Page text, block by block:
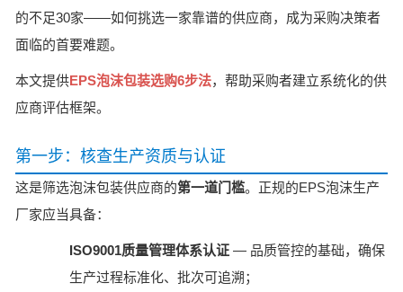
的不足30家——如何挑选一家靠谱的供应商，成为采购决策者
面临的首要难题。
本文提供EPS泡沫包装选购6步法，帮助采购者建立系统化的供
应商评估框架。
第一步：核查生产资质与认证
这是筛选泡沫包装供应商的第一道门槛。正规的EPS泡沫生产
厂家应当具备：
ISO9001质量管理体系认证 — 品质管控的基础，确保
生产过程标准化、批次可追溯；